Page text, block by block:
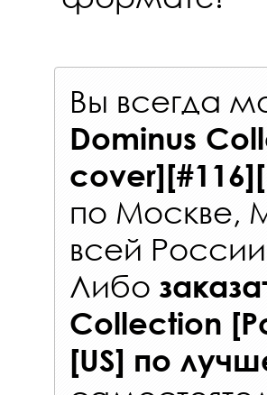
Вы всегда
Dominus
по Москве,
всей России
Либо
Collection
[US] по